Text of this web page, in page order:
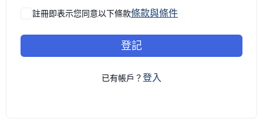
註冊即表示您同意以下條款條款與條件
登記
已有帳戶？登入